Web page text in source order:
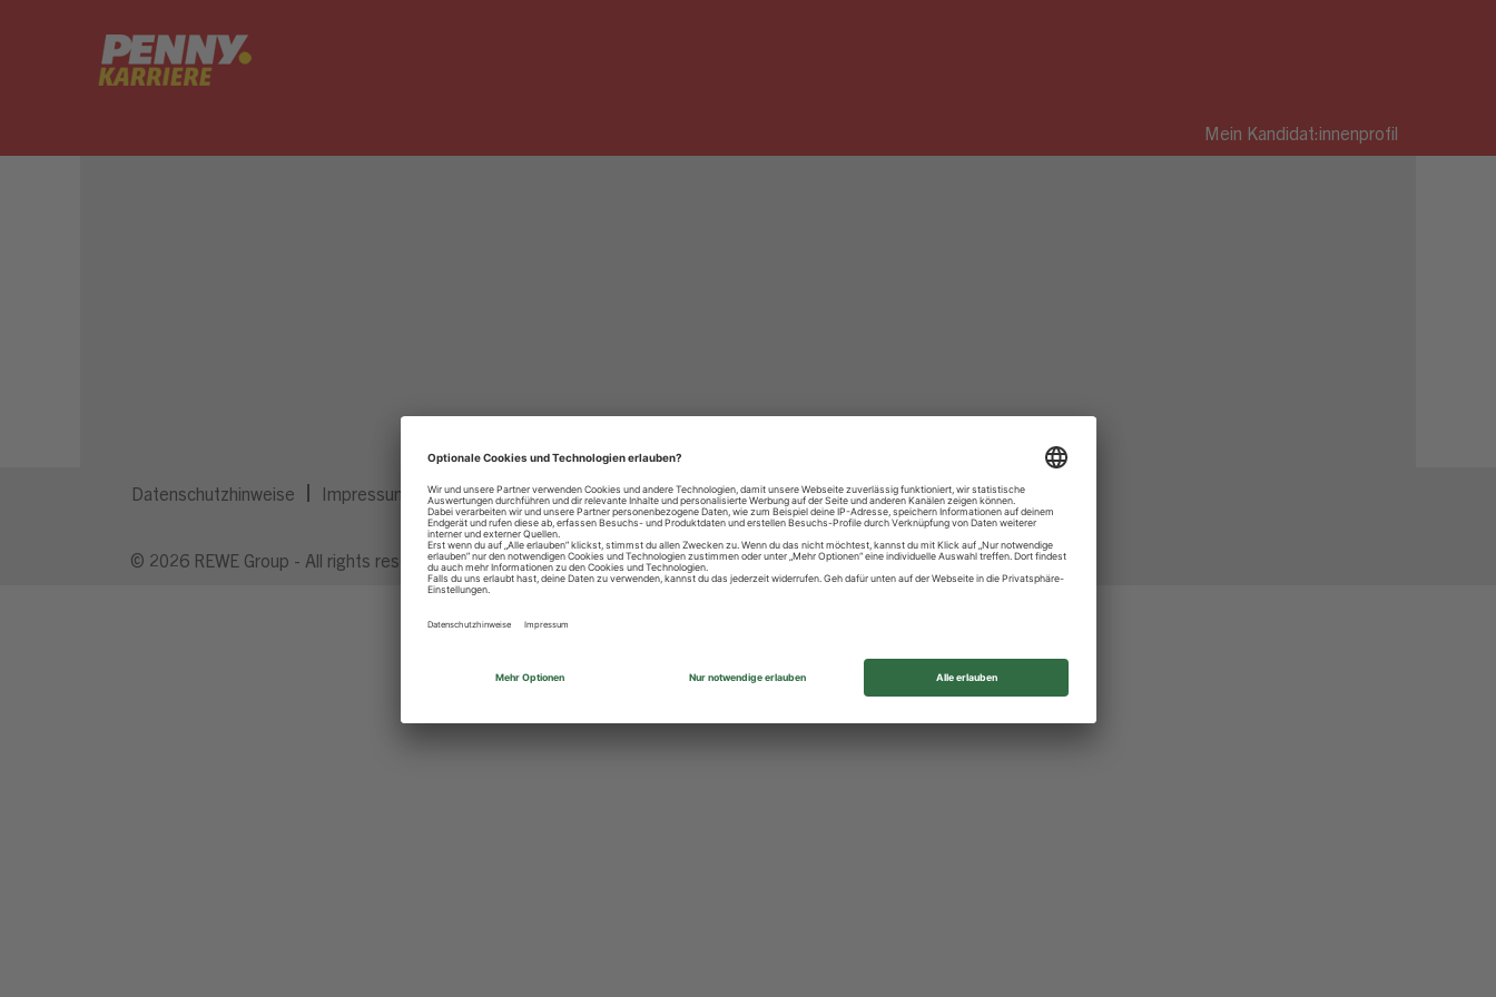
Mein Kandidat:innenprofil
Datenschutzhinweise Impressum Privatsphäre-Einstellungen
© 2026 REWE Group - All rights reserved